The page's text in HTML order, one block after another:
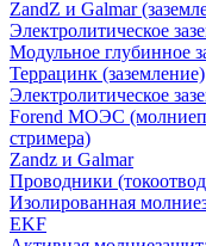
ZandZ и Galmar
Электролитическое
Модульное глубинное
Террацинк (заземление)
Электролитическое
Forend МОЭС
стримера)
Zandz и Galmar
Проводники
Изолированная
EKF